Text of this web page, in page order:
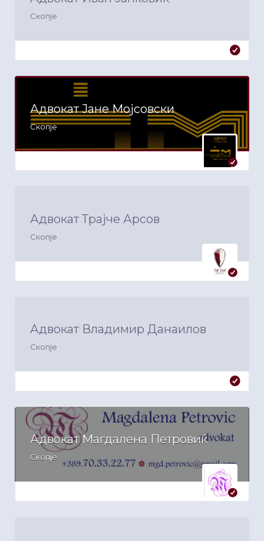
Скопје
Адвокат Јане Мојсовски
Скопје
Адвокат Трајче Арсов
Скопје
Адвокат Владимир Данаилов
Скопје
Адвокат Магдалена Петровиќ
Скопје